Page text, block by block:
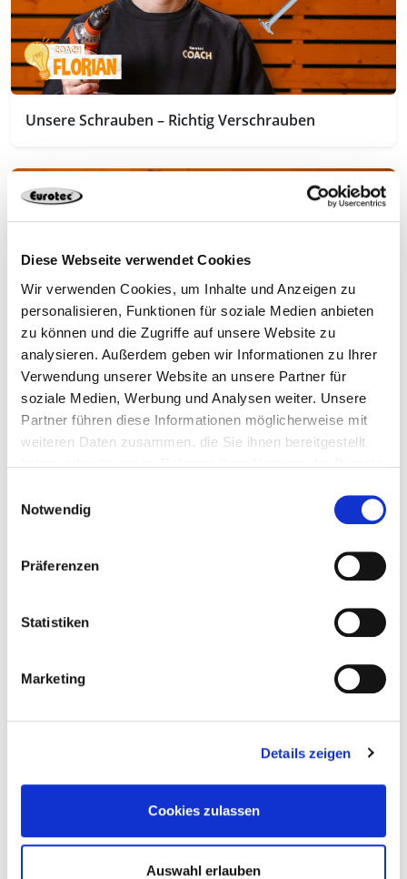
Diese Webseite verwendet Cookies
Wir verwenden Cookies, um Inhalte und Anzeigen zu
personalisieren, Funktionen für soziale Medien anbieten
zu können und die Zugriffe auf unsere Website zu
analysieren. Außerdem geben wir Informationen zu Ihrer
Verwendung unserer Website an unsere Partner für
soziale Medien, Werbung und Analysen weiter. Unsere
Partner führen diese Informationen möglicherweise mit
weiteren Daten zusammen, die Sie ihnen bereitgestellt
Notwendig
Präferenzen
Statistiken
Marketing
Details zeigen
Cookies zulassen
Auswahl erlauben
Unsere Schrauben – Richtig Verschrauben
Q&A Special – ich beantworte eure Fragen